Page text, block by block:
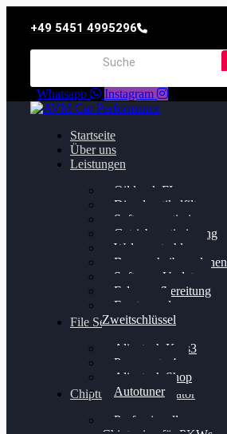
+49 5451 4995296
Whatsapp Instagram
Startseite
Über uns
Leistungen
Oildruck FIx
Dieselpartikelfilter
Softwareoptimierung
Getriebeoptimierung
Walnussstrahlen
Bremsscheiben planen
Software Update
Felgenaufbereitung
Ersatz- und
Zweitschlüssel
File Service
Alientech Kess3
Powergate 4
Alientech Shop
Autotuner
Chiptuning Konfigurator
Professionelles